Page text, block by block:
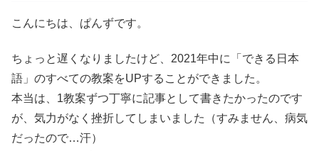
こんにちは、ぱんずです。
ちょっと遅くなりましたけど、2021年中に「できる日本
語」のすべての教案をUPすることができました。
本当は、1教案ずつ丁寧に記事として書きたかったのです
が、気力がなく挫折してしまいました（すみません、病気
だったので…汗）